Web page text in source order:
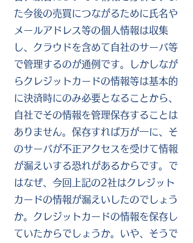
た今後の売買につながるために氏名や
メールアドレス等の個人情報は収集
し、クラウドを含めて自社のサーバ等
で管理するのが通例です。しかしなが
らクレジットカードの情報等は基本的
に決済時にのみ必要となることから、
自社でその情報を管理保存することは
ありません。保存すれば万が一に、そ
のサーバが不正アクセスを受けて情報
が漏えいする恐れがあるからです。で
はなぜ、今回上記の2社はクレジット
カードの情報が漏えいしたのでしょう
か。クレジットカードの情報を保存し
ていたからでしょうか。いや、そうで